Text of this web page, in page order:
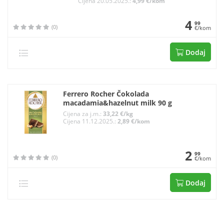
(0) 4 99
€/kom
Dodaj
Ferrero Rocher Čokolada
macadamia&hazelnut milk 90 g
Cijena za j.m.:33,22 €/kg
Cijena 11.12.2025.:2,89 €/kom
(0) 2 99
€/kom
Dodaj